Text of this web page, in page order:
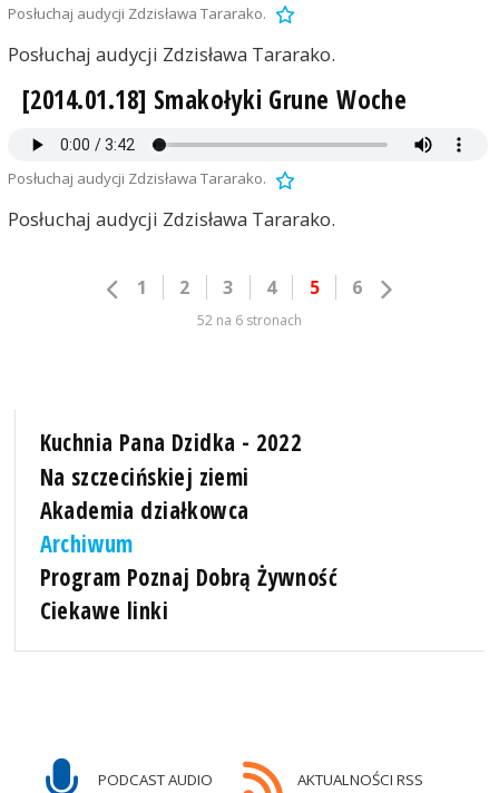
Posłuchaj audycji Zdzisława Tararako.
Posłuchaj audycji Zdzisława Tararako.
[2014.01.18] Smakołyki Grune Woche
Posłuchaj audycji Zdzisława Tararako.
Posłuchaj audycji Zdzisława Tararako.
1 2 3 4 5 6
52 na 6 stronach
Kuchnia Pana Dzidka - 2022
Na szczecińskiej ziemi
Akademia działkowca
Archiwum
Program Poznaj Dobrą Żywność
Ciekawe linki
PODCAST AUDIO AKTUALNOŚCI RSS